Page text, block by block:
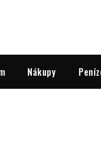
Nákupy